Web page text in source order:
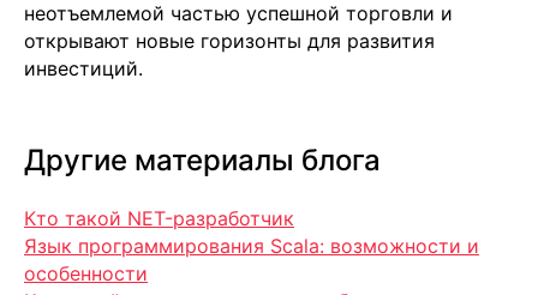
неотъемлемой частью успешной торговли и
открывают новые горизонты для развития
инвестиций.
Другие материалы блога
Кто такой NET-разработчик
Язык программирования Scala: возможности и
особенности
О нас
Экспертиза
Цены
Блог